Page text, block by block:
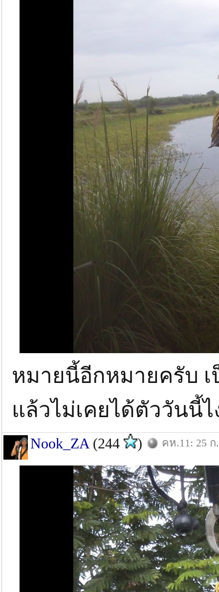
หมายนี้อีกหมายครับ
แล้วไม่เคยได้ตัววันนี้
Nook_ZA (244 ) คห.11: 25 ก